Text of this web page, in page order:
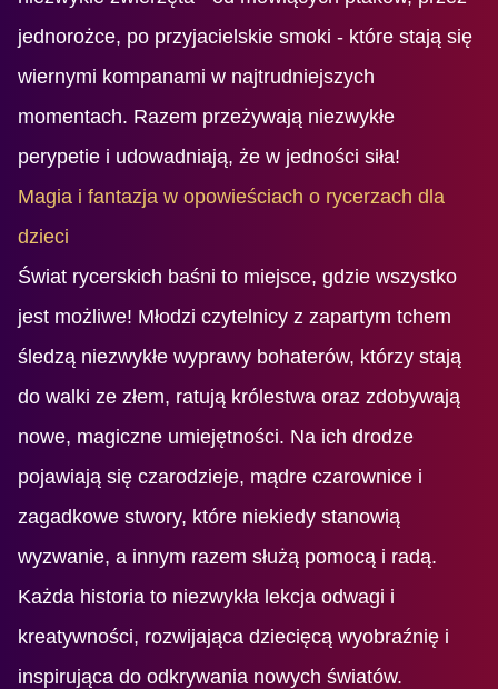
jednorożce, po przyjacielskie smoki - które stają się
wiernymi kompanami w najtrudniejszych
momentach. Razem przeżywają niezwykłe
perypetie i udowadniają, że w jedności siła!
Magia i fantazja w opowieściach o rycerzach dla
dzieci
Świat rycerskich baśni to miejsce, gdzie wszystko
jest możliwe! Młodzi czytelnicy z zapartym tchem
śledzą niezwykłe wyprawy bohaterów, którzy stają
do walki ze złem, ratują królestwa oraz zdobywają
nowe, magiczne umiejętności. Na ich drodze
pojawiają się czarodzieje, mądre czarownice i
zagadkowe stwory, które niekiedy stanowią
wyzwanie, a innym razem służą pomocą i radą.
Każda historia to niezwykła lekcja odwagi i
kreatywności, rozwijająca dziecięcą wyobraźnię i
inspirująca do odkrywania nowych światów.